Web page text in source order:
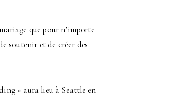
que pour n’importe
soutenir et de créer des
» aura lieu à Seattle en